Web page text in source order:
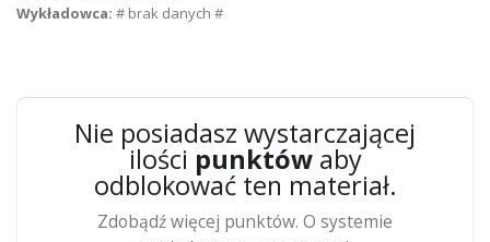
Wykładowca: # brak danych #
Nie posiadasz wystarczającej
ilości punktówaby
odblokować ten materiał.
Zdobądź więcej punktów. O systemie